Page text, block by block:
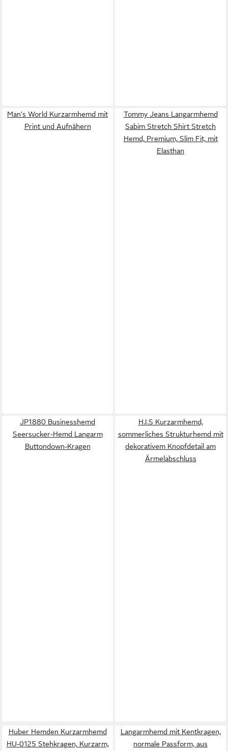
Man's World Kurzarmhemd mit
Print und Aufnähern
Tommy Jeans Langarmhemd
Sabim Stretch Shirt Stretch
Hemd, Premium, Slim Fit, mit
Elasthan
JP1880 Businesshemd
Seersucker-Hemd Langarm
Buttondown-Kragen
H.I.S Kurzarmhemd,
sommerliches Strukturhemd mit
dekorativem Knopfdetail am
Ärmelabschluss
Huber Hemden Kurzarmhemd
HU-0125 Stehkragen, Kurzarm,
Langarmhemd mit Kentkragen,
normale Passform, aus